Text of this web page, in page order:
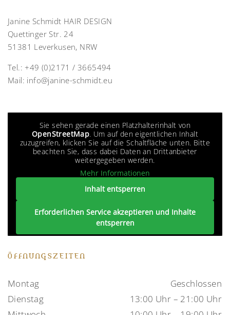
Janine Schmidt HAIR DESIGN
Quettinger Str. 24
51381 Leverkusen, NRW
Tel.:+49 (0)2171 / 3665494
Mail: info@janine-schmidt.eu
Sie sehen gerade einen Platzhalterinhalt von
OpenStreetMap. Um auf den eigentlichen Inhalt
zuzugreifen, klicken Sie auf die Schaltfläche unten. Bitte
beachten Sie, dass dabei Daten an Drittanbieter
weitergegeben werden.
Mehr Informationen
Inhalt entsperren
Erforderlichen Service akzeptieren und Inhalte
entsperren
ÖFFNUNGSZEITEN
Montag
Geschlossen
Dienstag
13:00 Uhr – 21:00 Uhr